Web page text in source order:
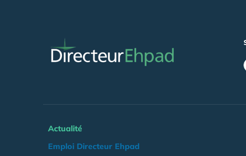
Actualité
Emploi Directeur Ehpad